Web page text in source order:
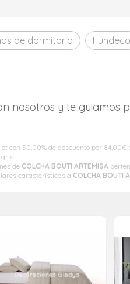
con 30,00% de descuento por 84,00€
de COLCHA BOUTI ARTEMISA
características a COLCHA BOUTI
de dormitorio Fundeco
nosotros y te guiamos